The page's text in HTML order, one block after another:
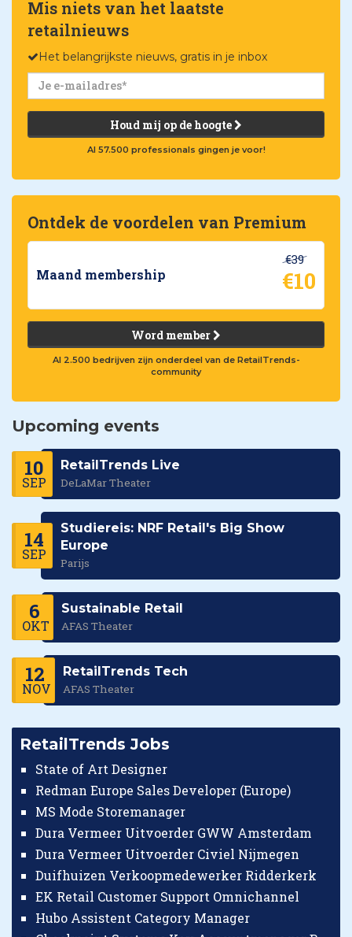
Mis niets van het laatste
retailnieuws
Het belangrijkste nieuws, gratis in je inbox
Houd mij op de hoogte
Al 57.500 professionals gingen je voor!
Ontdek de voordelen van Premium
Maand membership
€39
€10
Word member
Al 2.500 bedrijven zijn onderdeel van de RetailTrends-
community
Upcoming events
10
SEP
RetailTrends Live
DeLaMar Theater
14
SEP
Studiereis: NRF Retail's Big Show
Europe
Parijs
6
OKT
Sustainable Retail
AFAS Theater
12
NOV
RetailTrends Tech
AFAS Theater
RetailTrends Jobs
State of Art Designer
Redman Europe Sales Developer (Europe)
MS Mode Storemanager
Dura Vermeer Uitvoerder GWW Amsterdam
Dura Vermeer Uitvoerder Civiel Nijmegen
Duifhuizen Verkoopmedewerker Ridderkerk
EK Retail Customer Support Omnichannel
Hubo Assistent Category Manager